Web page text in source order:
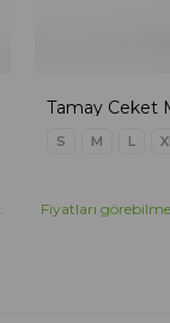
Tamay Ceket
S M L XL
Fiyatları